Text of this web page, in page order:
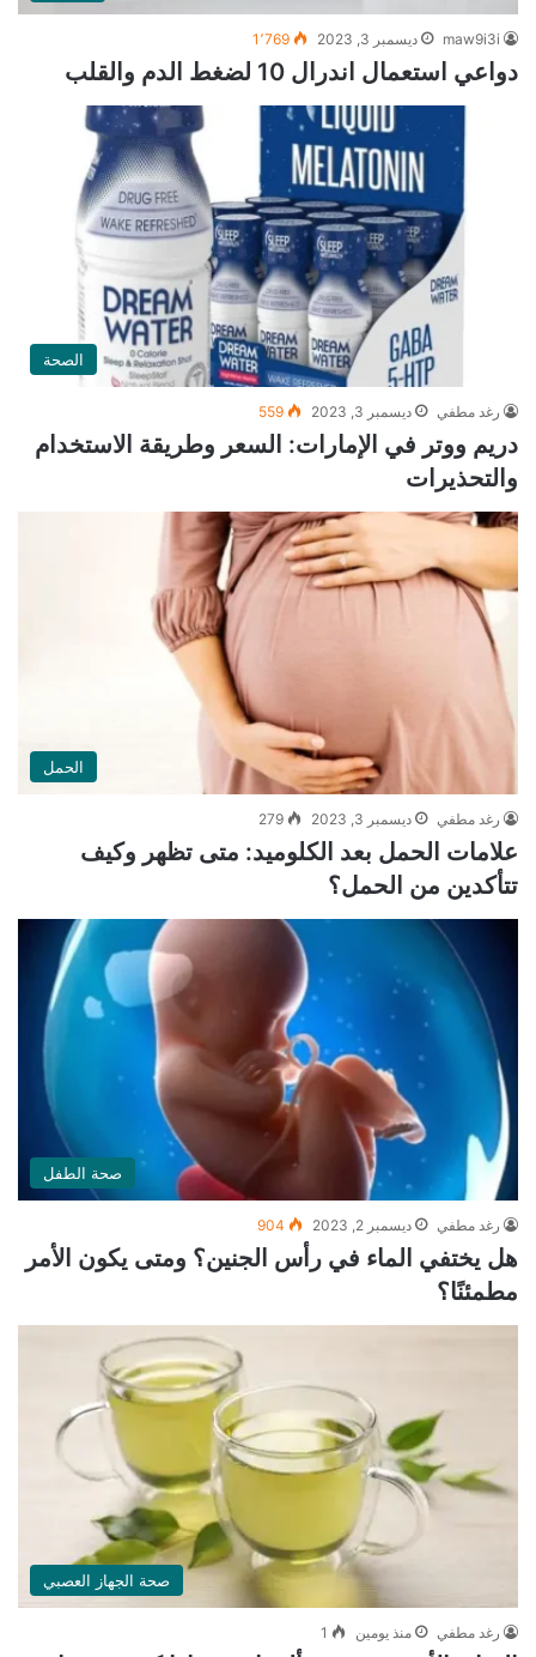
maw9i3i ديسمبر 3, 2023 1٬769
دواعي استعمال اندرال 10 لضغط الدم والقلب
الصحة
رغد مطفي ديسمبر 3, 2023 559
دريم ووتر في الإمارات: السعر وطريقة الاستخدام
والتحذيرات
الحمل
رغد مطفي ديسمبر 3, 2023 279
علامات الحمل بعد الكلوميد: متى تظهر وكيف
تتأكدين من الحمل؟
صحة الطفل
رغد مطفي ديسمبر 2, 2023 904
هل يختفي الماء في رأس الجنين؟ ومتى يكون الأمر
مطمئنًا؟
صحة الجهاز العصبي
رغد مطفي منذ يومين 1